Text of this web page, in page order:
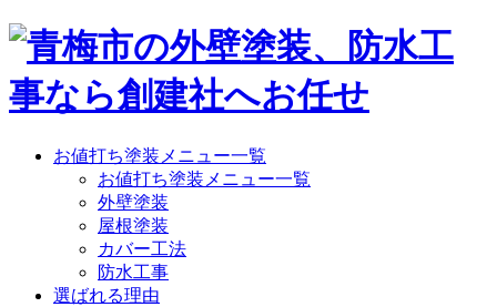
お値打ち塗装メニュー一覧
お値打ち塗装メニュー一覧
外壁塗装
屋根塗装
カバー工法
防水工事
選ばれる理由